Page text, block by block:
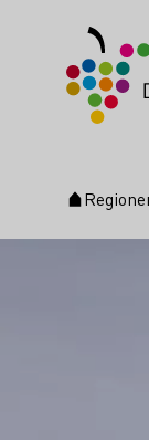
Startseite